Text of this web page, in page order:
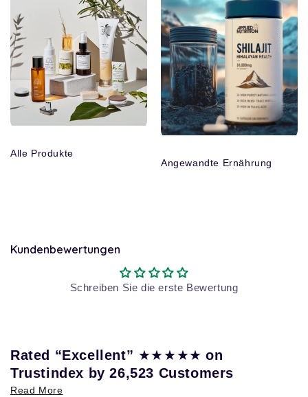
Alle Produkte
Angewandte Ernährung
Kundenbewertungen
Schreiben Sie die erste Bewertung
Rated “Excellent” ★★★★★on
Trustindex by 26,523 Customers
Read More